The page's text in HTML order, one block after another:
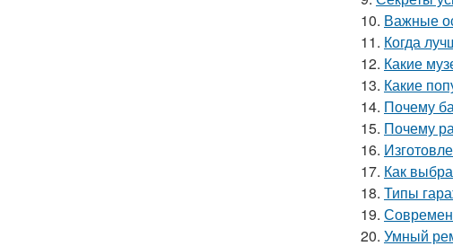
10. Важные
11. Когда
12. Какие
13. Какие
14. Почему
15. Почему
16.
17. Как
18. Типы
19.
20. Умный